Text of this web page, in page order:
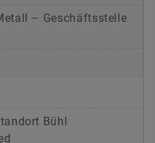
– Geschäftsstelle
Bühl